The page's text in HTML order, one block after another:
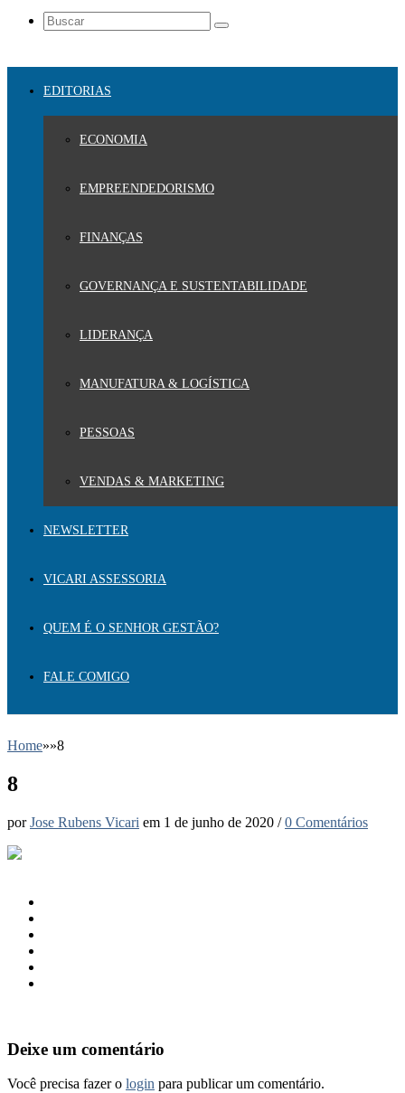
EDITORIAS
ECONOMIA
EMPREENDEDORISMO
FINANÇAS
GOVERNANÇA E SUSTENTABILIDADE
LIDERANÇA
MANUFATURA & LOGÍSTICA
PESSOAS
VENDAS & MARKETING
NEWSLETTER
VICARI ASSESSORIA
QUEM É O SENHOR GESTÃO?
FALE COMIGO
Home»»8
8
porJose Rubens Vicari em 1 de junho de 2020 /0 Comentários
Deixe um comentário
Você precisa fazer o login para publicar um comentário.